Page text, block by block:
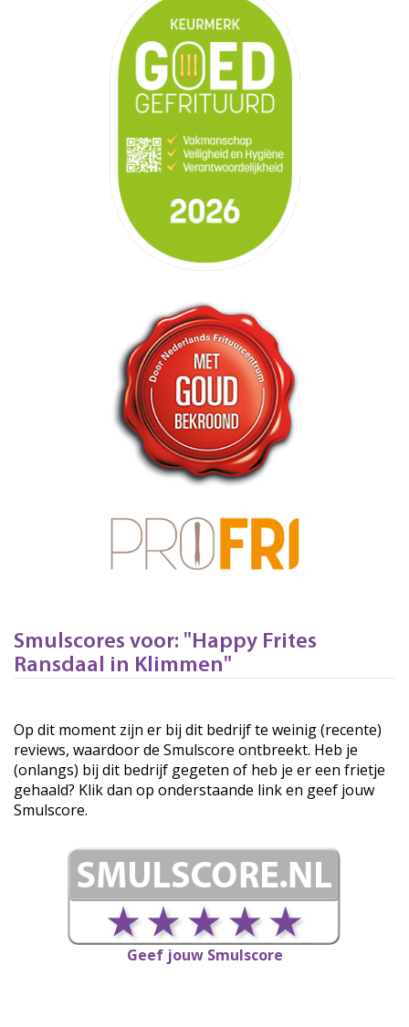
Smulscores voor: "Happy Frites
Ransdaal in Klimmen"
Op dit moment zijn er bij dit bedrijf te weinig (recente)
reviews, waardoor de Smulscore ontbreekt. Heb je
(onlangs) bij dit bedrijf gegeten of heb je er een frietje
gehaald? Klik dan op onderstaande link en geef jouw
Smulscore.
Geef jouw Smulscore